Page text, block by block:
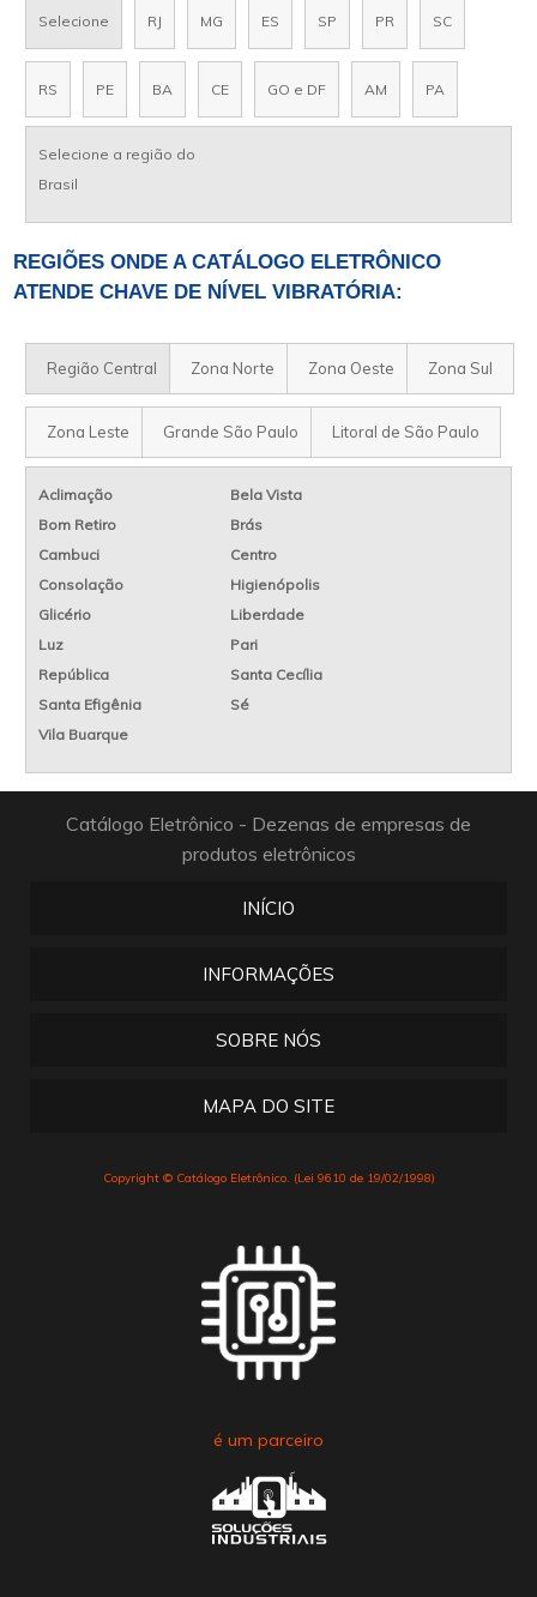
Selecione RJ MG ES SP PR SC
RS PE BA CE GO e DF AM PA
Selecione a região do
Brasil
REGIÕES ONDE A CATÁLOGO ELETRÔNICO
ATENDE CHAVE DE NÍVEL VIBRATÓRIA:
Região Central Zona Norte Zona Oeste Zona Sul
Zona Leste Grande São Paulo Litoral de São Paulo
Aclimação
Bela Vista
Bom Retiro
Brás
Cambuci
Centro
Consolação
Higienópolis
Glicério
Liberdade
Luz
Pari
República
Santa Cecília
Santa Efigênia
Sé
Vila Buarque
Catálogo Eletrônico - Dezenas de empresas de
produtos eletrônicos
INÍCIO
INFORMAÇÕES
SOBRE NÓS
MAPA DO SITE
Copyright © Catálogo Eletrônico. (Lei 9610 de 19/02/1998)
é um parceiro